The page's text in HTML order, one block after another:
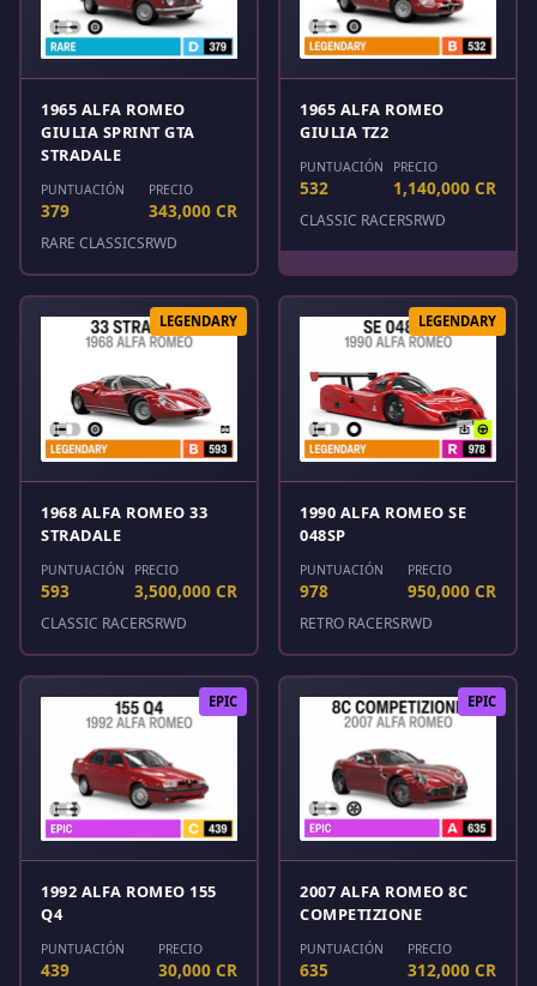
1965 ALFA ROMEO
GIULIA SPRINT GTA
STRADALE
PUNTUACIÓN
379
PRECIO
343,000 CR
RARE CLASSICSRWD
1965 ALFA ROMEO
GIULIA TZ2
PUNTUACIÓN
532
PRECIO
1,140,000 CR
CLASSIC RACERSRWD
LEGENDARY
1968 ALFA ROMEO 33
STRADALE
PUNTUACIÓN
593
PRECIO
3,500,000 CR
CLASSIC RACERSRWD
LEGENDARY
1990 ALFA ROMEO SE
048SP
PUNTUACIÓN
978
PRECIO
950,000 CR
RETRO RACERSRWD
EPIC
1992 ALFA ROMEO 155
Q4
PUNTUACIÓN
439
PRECIO
30,000 CR
EPIC
2007 ALFA ROMEO 8C
COMPETIZIONE
PUNTUACIÓN
635
PRECIO
312,000 CR